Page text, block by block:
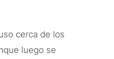
cerca de los
luego se